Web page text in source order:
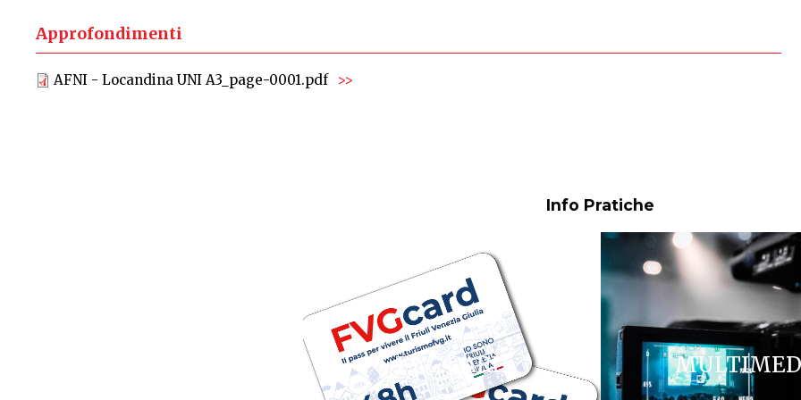
Approfondimenti
AFNI - Locandina UNI A3_page-0001.pdf
Info Pratiche
FVG CARD